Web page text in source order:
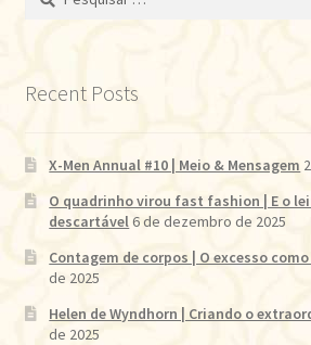
Recent Posts
X-Men Annual #10 | Meio & Mensagem
O quadrinho virou fast fashion | E o
descartável6 de dezembro de 2025
Contagem de corpos | O excesso
de 2025
Helen de Wyndhorn | Criando o
de 2025